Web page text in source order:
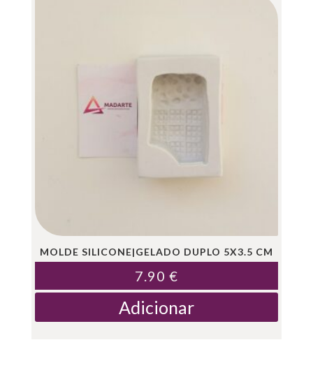
MOLDE SILICONE|GELADO DUPLO 5X3.5 CM
7.90 €
Adicionar